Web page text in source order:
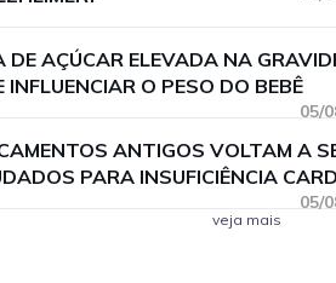
DE AÇÚCAR ELEVADA NA
INFLUENCIAR O PESO DO BEBÊ
05/
ANTIGOS VOLTAM A
PARA INSUFICIÊNCIA
05/
veja mais